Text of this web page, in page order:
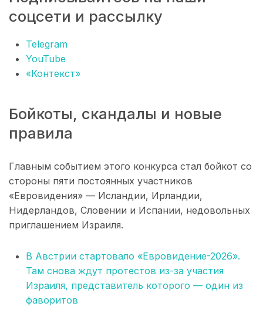
соцсети и рассылку
Telegram
YouTube
«Контекст»
Бойкоты, скандалы и новые
правила
Главным событием этого конкурса стал бойкот со
стороны пяти постоянных участников
«Евровидения» — Исландии, Ирландии,
Нидерландов, Словении и Испании, недовольных
приглашением Израиля.
В Австрии стартовало «Евровидение-2026».
Там снова ждут протестов из-за участия
Израиля, представитель которого — один из
фаворитов